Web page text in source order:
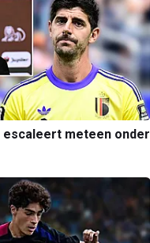
meteen onder